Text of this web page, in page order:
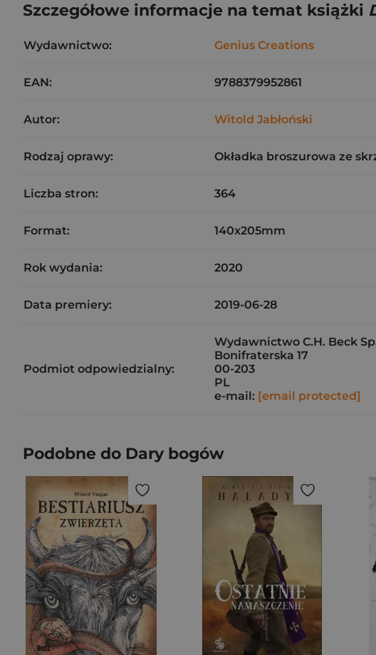
Szczegółowe informacje na temat książki
Wydawnictwo: Genius Creations
EAN: 9788379952861
Autor: Witold Jabłoński
Rodzaj oprawy: Okładka broszurowa ze
Liczba stron: 364
Format: 140x205mm
Rok wydania: 2020
Data premiery: 2019-06-28
Podmiot odpowiedzialny:
Wydawnictwo C.H. Beck
Bonifraterska 17
00-203
PL
e-mail: [email protected]
Podobne do Dary bogów